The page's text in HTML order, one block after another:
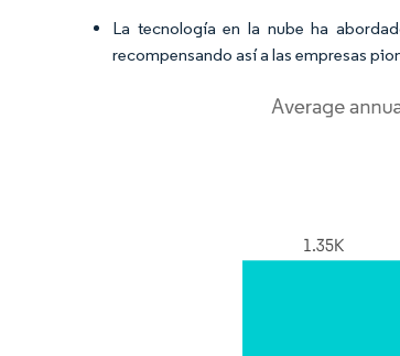
La tecnología en la nube ha
recompensando así a las empresas